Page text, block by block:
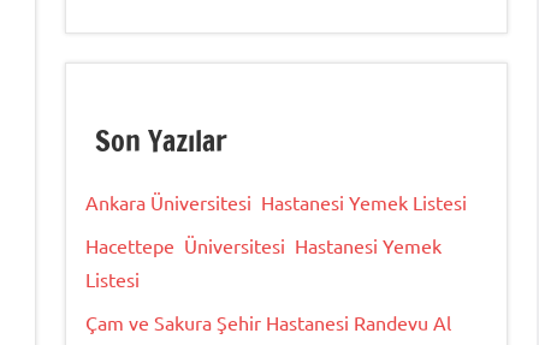
Son Yazılar
Ankara Üniversitesi Hastanesi Yemek Listesi
Hacettepe Üniversitesi Hastanesi Yemek
Listesi
Çam ve Sakura Şehir Hastanesi Randevu Al